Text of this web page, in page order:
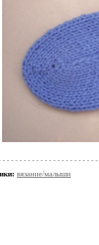
вязание/малыши